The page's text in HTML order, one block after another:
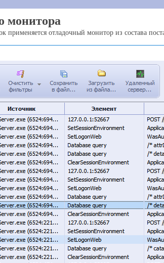
монитора
отладочный монитор из состава